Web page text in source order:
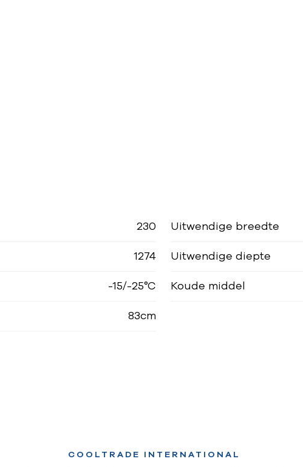
230
1274
-15/-25°C
83cm
Uitwendige breedte
Uitwendige diepte
Koude middel
COOLTRADE INTERNATIONAL